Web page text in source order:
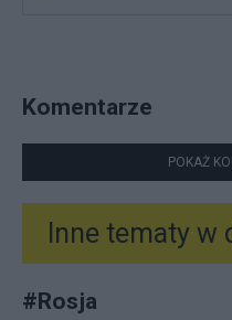
Komentarze
POKAŻ
Inne tematy w
#Rosja